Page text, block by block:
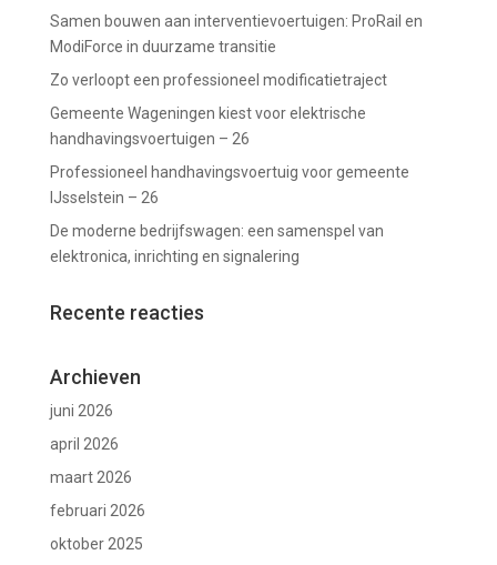
Samen bouwen aan interventievoertuigen: ProRail en
ModiForce in duurzame transitie
Zo verloopt een professioneel modificatietraject
Gemeente Wageningen kiest voor elektrische
handhavingsvoertuigen – 26
Professioneel handhavingsvoertuig voor gemeente
IJsselstein – 26
De moderne bedrijfswagen: een samenspel van
elektronica, inrichting en signalering
Recente reacties
Archieven
juni 2026
april 2026
maart 2026
februari 2026
oktober 2025